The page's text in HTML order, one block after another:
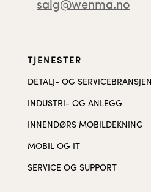
salg@wenma.no
TJENESTER
DETALJ- OG SERVICEBRANSJEN
INDUSTRI- OG ANLEGG
INNENDØRS MOBILDEKNING
MOBIL OG IT
SERVICE OG SUPPORT